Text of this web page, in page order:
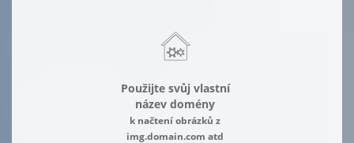
Použijte svůj vlastní
název domény
k načtení obrázků z
img.domain.com atd